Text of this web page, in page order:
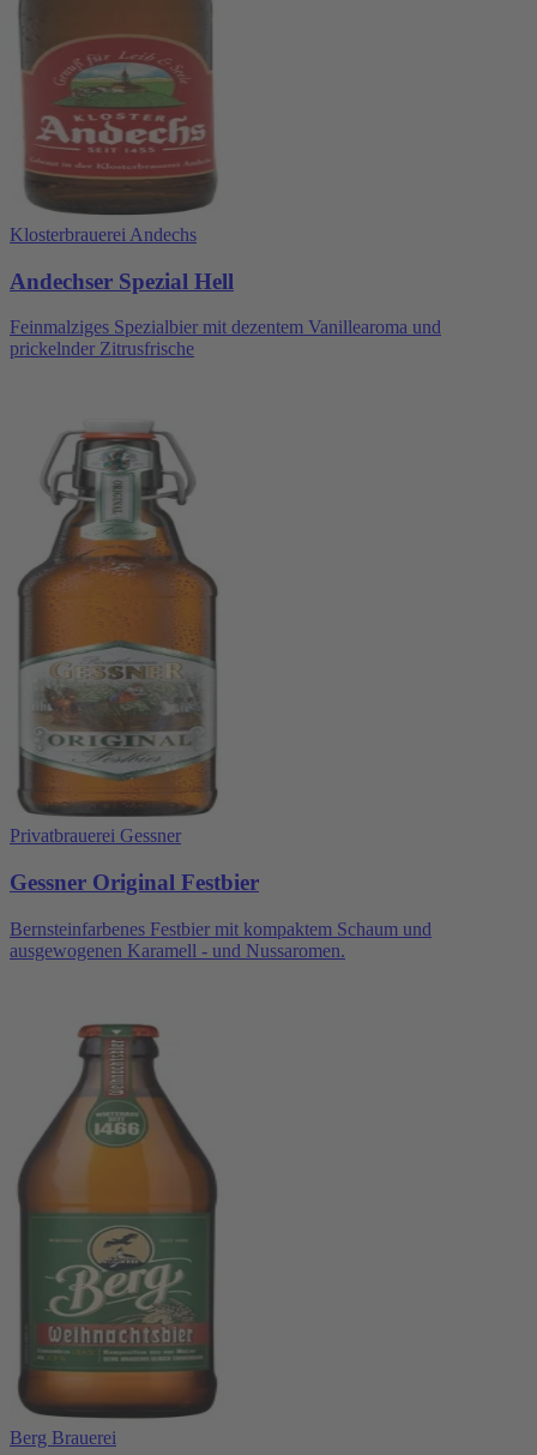
Klosterbrauerei Andechs
Andechser Spezial Hell
Feinmalziges Spezialbier mit dezentem Vanillearoma und
prickelnder Zitrusfrische
Privatbrauerei Gessner
Gessner Original Festbier
Bernsteinfarbenes Festbier mit kompaktem Schaum und
ausgewogenen Karamell - und Nussaromen.
Berg Brauerei